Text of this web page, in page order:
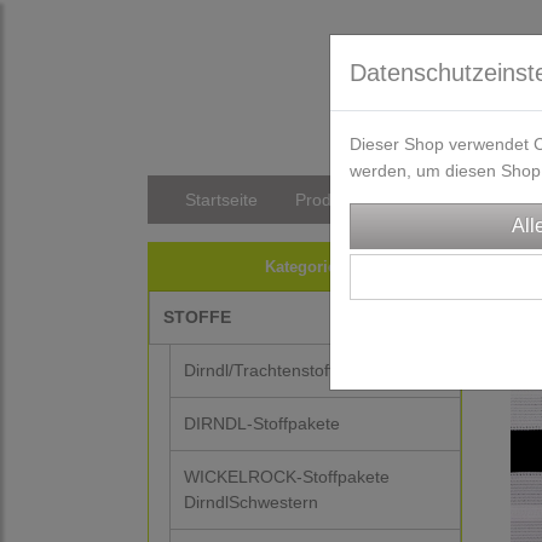
Startseite Produkte Versandkosten/
Kategorien
STOFFE
Dirndl/Trachtenstoffe
DIRNDL-Stoffpakete
WICKELROCK-Stoffpakete
DirndlSchwestern
Dieser Shop verwendet
werden, um diesen